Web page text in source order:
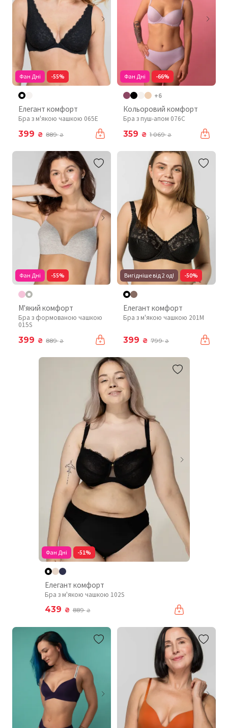
Фан Дні -55%
Елегант комфорт
Бра з м'якою чашкою 065E
399 ₴ 889₴
Фан Дні -66%
+6
Кольоровий комфорт
Бра з пуш-апом 076C
359 ₴ 1 069₴
Фан Дні -55%
М'який комфорт
Бра з формованою чашкою
015S
399 ₴ 889₴
Вигідніше від 2 од! -50%
Елегант комфорт
Бра з м'якою чашкою 201М
399 ₴ 799₴
Фан Дні -51%
Елегант комфорт
Бра з м'якою чашкою 102S
439 ₴ 889₴